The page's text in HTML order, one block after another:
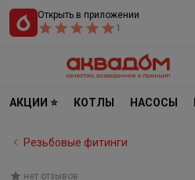
Открыть в приложении
1
АКЦИИ ⭐ КОТЛЫ НАСОСЫ
Резьбовые фитинги
нет отзывов